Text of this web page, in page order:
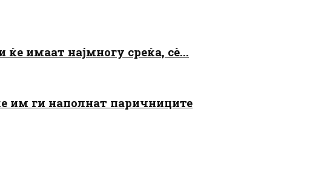
ќе имаат најмногу среќа, сè...
им ги наполнат паричниците